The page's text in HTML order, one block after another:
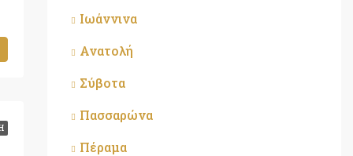
Ιωάννινα
Ανατολή
Σύβοτα
Πασσαρώνα
Πέραμα